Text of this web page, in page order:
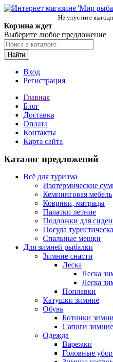
Не упустите
Корзина ждет
Выберите любое предложение
Найти
Вход
Регистрация
Главная
Блог
Доставка
Оплата
Контакты
Карта сайта
Каталог предложений
Всё для туризма
Изотермические
Кемпинговая мебель
Коврики, матрацы
Палатки летние
Подложки для
Посуда
Спальные мешки
Для зимней рыбалки
Зимние снасти
Леска
Леска
Леска
Поплавки
Катушки зимние
Обувь
Ботинки
Сапоги зимние
Одежда
Варежки
Головные